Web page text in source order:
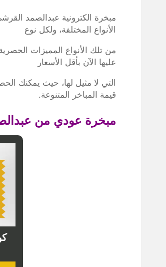
مبخرة الكترونية عبدالصمد
الأنواع المختلفة، ولكل نوع
من تلك الأنواع المميزات
عليها الآن بأقل الأسعار
التي لا مثيل لها، حيث يمكنك
قيمة المباخر المتنوعة.
مبخرة عودي من